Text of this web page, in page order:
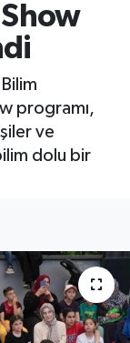
programı,
ve
dolu bir